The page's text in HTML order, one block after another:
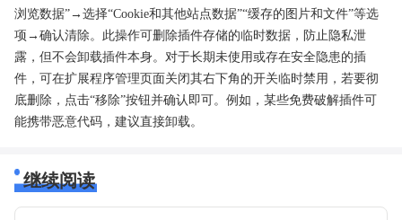
浏览数据”→选择“Cookie和其他站点数据”“缓存的图片和文件”等选
项→确认清除。此操作可删除插件存储的临时数据，防止隐私泄
露，但不会卸载插件本身。对于长期未使用或存在安全隐患的插
件，可在扩展程序管理页面关闭其右下角的开关临时禁用，若要彻
底删除，点击“移除”按钮并确认即可。例如，某些免费破解插件可
能携带恶意代码，建议直接卸载。
继续阅读